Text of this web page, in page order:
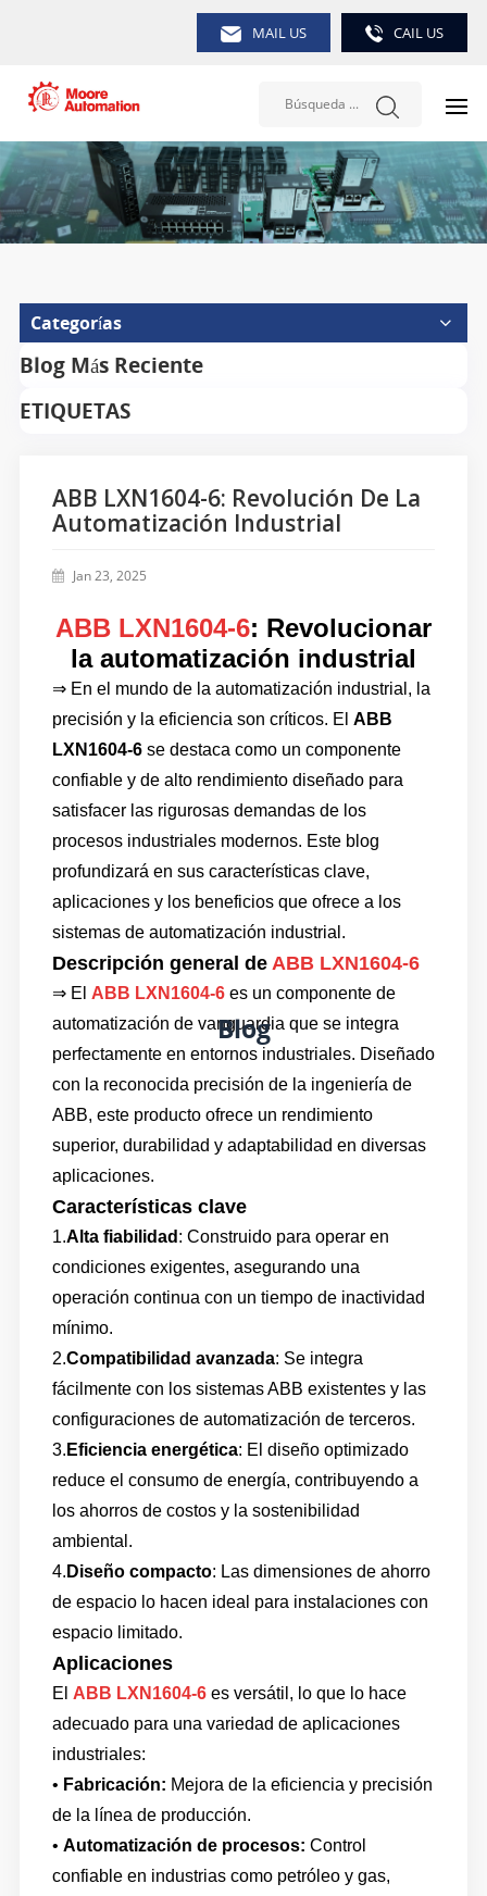
MAIL US CAIL US
Blog
Categorías
Blog Más Reciente
ETIQUETAS
ABB LXN1604-6: Revolución De La
Automatización Industrial
Jan 23, 2025
ABB LXN1604-6: Revolucionar
la automatización industrial
⇒ En el mundo de la automatización industrial, la
precisión y la eficiencia son críticos. El ABB
LXN1604-6se destaca como un componente
confiable y de alto rendimiento diseñado para
satisfacer las rigurosas demandas de los
procesos industriales modernos. Este blog
profundizará en sus características clave,
aplicaciones y los beneficios que ofrece a los
sistemas de automatización industrial.
Descripción general de ABB LXN1604-6
⇒ El ABB LXN1604-6es un componente de
automatización de vanguardia que se integra
perfectamente en entornos industriales. Diseñado
con la reconocida precisión de la ingeniería de
ABB, este producto ofrece un rendimiento
superior, durabilidad y adaptabilidad en diversas
aplicaciones.
Características clave
1.Alta fiabilidad : Construido para operar en
condiciones exigentes, asegurando una
operación continua con un tiempo de inactividad
mínimo.
2.Compatibilidad avanzada: Se integra
fácilmente con los sistemas ABB existentes y las
configuraciones de automatización de terceros.
3. Eficiencia energética: El diseño optimizado
reduce el consumo de energía, contribuyendo a
los ahorros de costos y la sostenibilidad
ambiental.
4. Diseño compacto: Las dimensiones de ahorro
de espacio lo hacen ideal para instalaciones con
espacio limitado.
Aplicaciones
El ABB LXN1604-6es versátil, lo que lo hace
adecuado para una variedad de aplicaciones
industriales:
• Fabricación: Mejora de la eficiencia y precisión
de la línea de producción.
• Automatización de procesos: Control
confiable en industrias como petróleo y gas,